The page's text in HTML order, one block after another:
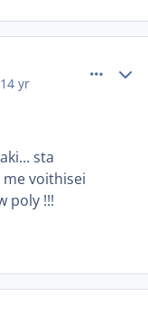
14 yr
sta
voithisei
poly !!!